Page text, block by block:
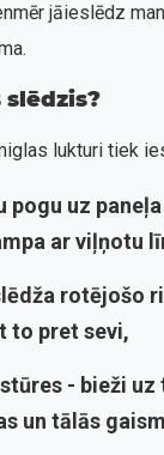
jāieslēdz
slēdzis?
lukturi tiek
pogu uz
ar viļņotu
rotējošo
to pret sevi,
- bieži uz
un tālās